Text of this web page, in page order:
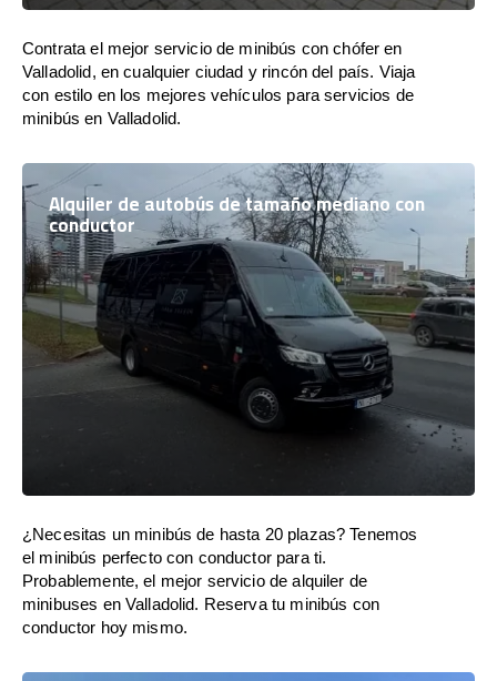
Contrata el mejor servicio de minibús con chófer en
Valladolid, en cualquier ciudad y rincón del país. Viaja
con estilo en los mejores vehículos para servicios de
minibús en Valladolid.
Alquiler de autobús de tamaño mediano con
conductor
¿Necesitas un minibús de hasta 20 plazas? Tenemos
el minibús perfecto con conductor para ti.
Probablemente, el mejor servicio de alquiler de
minibuses en Valladolid. Reserva tu minibús con
conductor hoy mismo.